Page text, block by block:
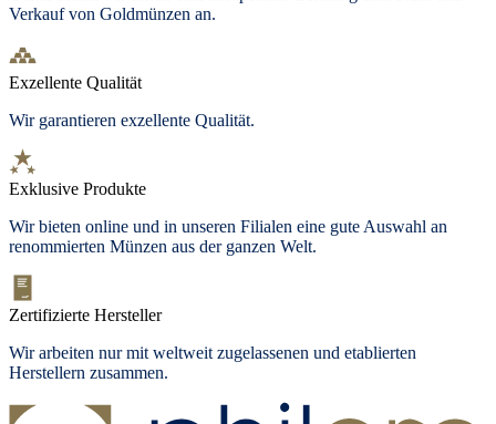
Verkauf von Goldmünzen an.
Exzellente Qualität
Wir garantieren exzellente Qualität.
Exklusive Produkte
Wir bieten online und in unseren Filialen eine gute Auswahl an
renommierten Münzen aus der ganzen Welt.
Zertifizierte Hersteller
Wir arbeiten nur mit weltweit zugelassenen und etablierten
Herstellern zusammen.